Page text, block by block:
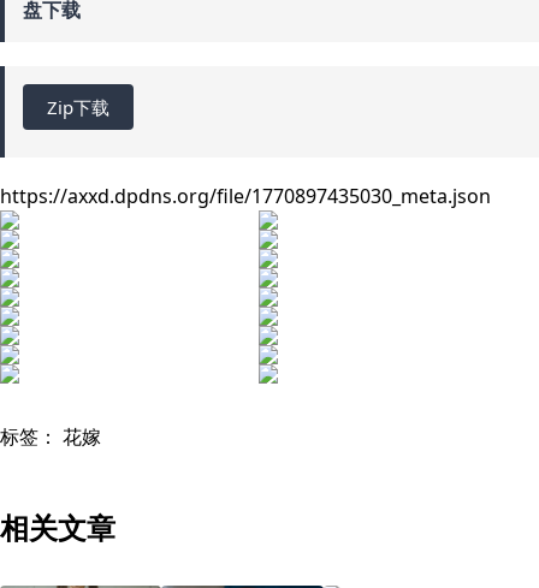
盘下载
Zip下载
https://axxd.dpdns.org/file/1770897435030_meta.json
标签： 花嫁
相关文章